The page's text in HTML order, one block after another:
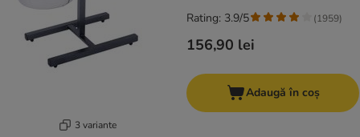
3 variante
156,90 lei
Rating: 3.9/5 (1959)
Adaugă în coș